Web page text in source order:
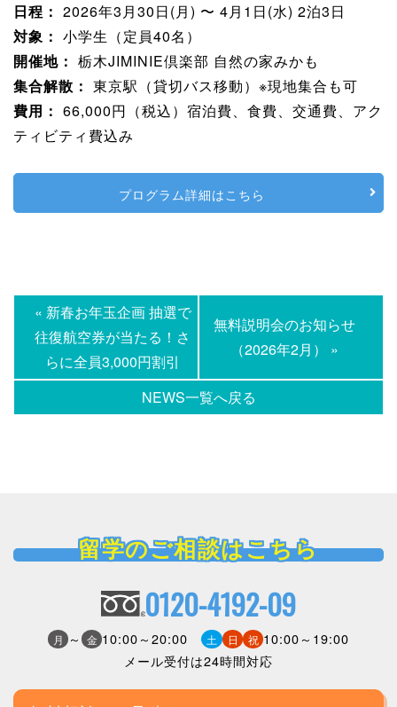
日程： 2026年3月30日(月) 〜 4月1日(水) 2泊3日
対象： 小学生（定員40名）
開催地： 栃木JIMINIE倶楽部 自然の家みかも
集合解散： 東京駅（貸切バス移動）※現地集合も可
費用： 66,000円（税込）宿泊費、食費、交通費、アク
ティビティ費込み
プログラム詳細はこちら
« 新春お年玉企画 抽選で
往復航空券が当たる！さ
らに全員3,000円割引
NEWS一覧へ戻る
無料説明会のお知らせ
（2026年2月） »
留学のご相談はこちら
0120-4192-09
月 ～ 金 10:00～20:00 土 日 祝 10:00～19:00
メール受付は24時間対応